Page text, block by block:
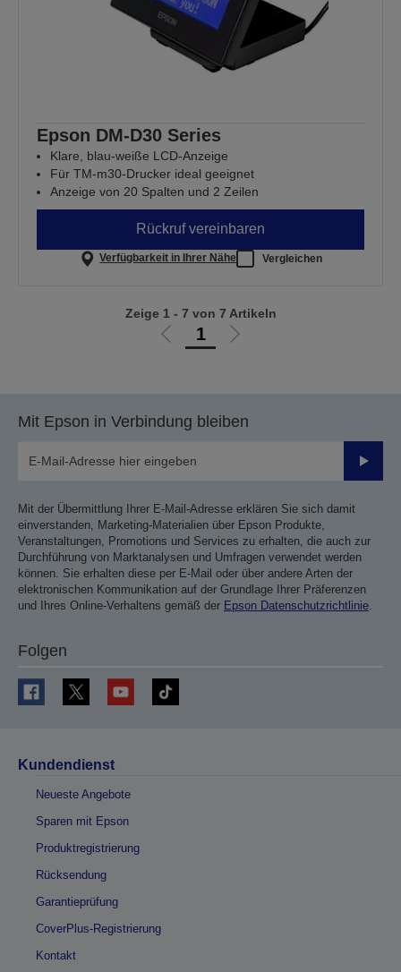
Epson DM-D30 Series
Klare, blau-weiße LCD-Anzeige
Für TM-m30-Drucker ideal geeignet
Anzeige von 20 Spalten und 2 Zeilen
Rückruf vereinbaren
Verfügbarkeit in Ihrer Nähe Vergleichen
Zur
1
Zur
Zeige 1 - 7 von 7 Artikeln
Mit Epson in Verbindung bleiben
Mit der Übermittlung Ihrer E-Mail-Adresse erklären Sie sich damit
einverstanden, Marketing-Materialien über Epson Produkte,
Veranstaltungen, Promotions und Services zu erhalten, die auch zur
Durchführung von Marktanalysen und Umfragen verwendet werden
können. Sie erhalten diese per E-Mail oder über andere Arten der
elektronischen Kommunikation auf der Grundlage Ihrer Präferenzen
und Ihres Online-Verhaltens gemäß der Epson Datenschutzrichtlinie
Folgen
Kundendienst
Neueste Angebote
Sparen mit Epson
Produktregistrierung
Rücksendung
Garantieprüfung
CoverPlus-Registrierung
Kontakt